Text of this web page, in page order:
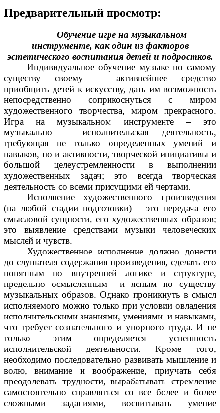
Предварительный просмотр:
Обучение игре на музыкальном
инструменте, как один из факторов
эстетического воспитания детей и подростков.
Индивидуальное обучение музыке по самому
существу своему – активнейшее средство
приобщить детей к искусству, дать им возможность
непосредственно соприкоснуться с миром
художественного творчества, миром прекрасного.
Игра на музыкальном инструменте – это
музыкально – исполнительская деятельность,
требующая не только определенных умений и
навыков, но и активности, творческой инициативы и
большой целеустремленности в выполнении
художественных задач; это всегда творческая
деятельность со всеми присущими ей чертами.
Исполнение художественного произведения
(на любой стадии подготовки) – это передача его
смысловой сущности, его художественных образов;
это выявление средствами музыки человеческих
мыслей и чувств.
Художественное исполнение должно донести
до слушателя содержания произведения, сделать его
понятным по внутренней логике и структуре,
предельно осмысленным и ясным по существу
музыкальных образов. Однако проникнуть в смысл
исполняемого можно только при условии овладения
исполнительскими знаниями, умениями и навыками,
что требует сознательного и упорного труда. И не
только этим определяется успешность
исполнительской деятельности. Кроме того,
необходимо последовательно развивать мышление и
волю, внимание и воображение, приучать себя
преодолевать трудности, вырабатывать стремление
самостоятельно справляться со все более и более
сложными заданиями, воспитывать умение